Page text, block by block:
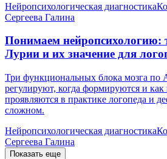
Нейропсихологическая диагностика
Сергеева Галина
Понимаем нейропсихологию:
Лурии и их значение для
Три функциональных блока мозга
регулируют, когда формируются и
проявляются в практике логопеда и
сложном.
Нейропсихологическая диагностика
Сергеева Галина
Показать еще